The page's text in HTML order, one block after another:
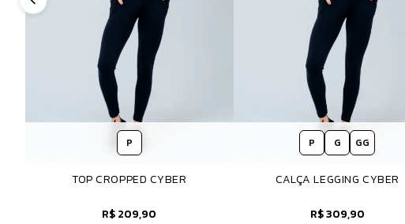
P
TOP CROPPED CYBER
R$ 209,90
P G GG
CALÇA LEGGING CYBER
R$ 309,90